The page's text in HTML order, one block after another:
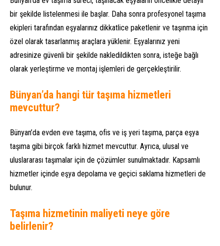
bir şekilde listelenmesi ile başlar. Daha sonra profesyonel taşıma
ekipleri tarafından eşyalarınız dikkatlice paketlenir ve taşınma için
özel olarak tasarlanmış araçlara yüklenir. Eşyalarınız yeni
adresinize güvenli bir şekilde nakledildikten sonra, isteğe bağlı
olarak yerleştirme ve montaj işlemleri de gerçekleştirilir.
Bünyan’da hangi tür taşıma hizmetleri
mevcuttur?
Bünyan’da evden eve taşıma, ofis ve iş yeri taşıma, parça eşya
taşıma gibi birçok farklı hizmet mevcuttur. Ayrıca, ulusal ve
uluslararası taşımalar için de çözümler sunulmaktadır. Kapsamlı
hizmetler içinde eşya depolama ve geçici saklama hizmetleri de
bulunur.
Taşıma hizmetinin maliyeti neye göre
belirlenir?